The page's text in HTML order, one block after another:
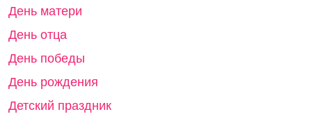
День матери
День отца
День победы
День рождения
Детский праздник